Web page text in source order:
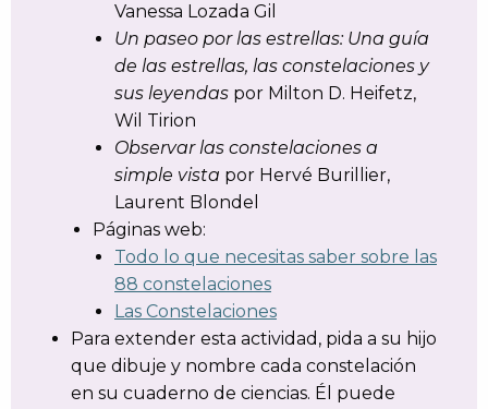
Vanessa Lozada Gil
Un paseo por las estrellas: Una guía
de las estrellas, las constelaciones y
sus leyendas por Milton D. Heifetz,
Wil Tirion
Observar las constelaciones a
simple vista por Hervé Burillier,
Laurent Blondel
Páginas web:
Todo lo que necesitas saber sobre las
88 constelaciones
Las Constelaciones
Para extender esta actividad, pida a su hijo
que dibuje y nombre cada constelación
en su cuaderno de ciencias. Él puede